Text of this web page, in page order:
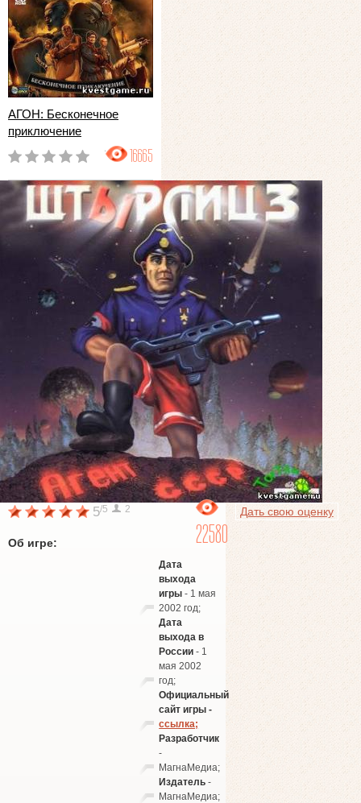
АГОН: Бесконечное
приключение
16665
Дать свою оценку
5/5 2
22580
Об игре:
Дата
выхода
игры- 1 мая
2002 год;
Дата
выхода в
России- 1
мая 2002
год;
Официальный
сайт игры -
ссылка;
Разработчик
-
МагнаМедиа;
Издатель-
МагнаМедиа;